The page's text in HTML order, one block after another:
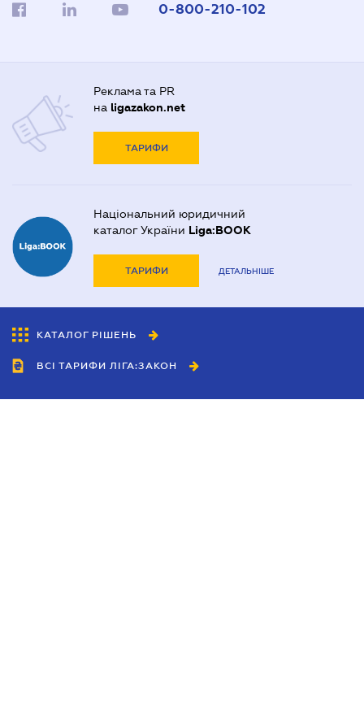
0-800-210-102
Реклама та PR
на ligazakon.net
ТАРИФИ
Національний юридичний
каталог України Liga:BOOK
ТАРИФИ ДЕТАЛЬНІШЕ
КАТАЛОГ РІШЕНЬ
ВСІ ТАРИФИ ЛІГА:ЗАКОН